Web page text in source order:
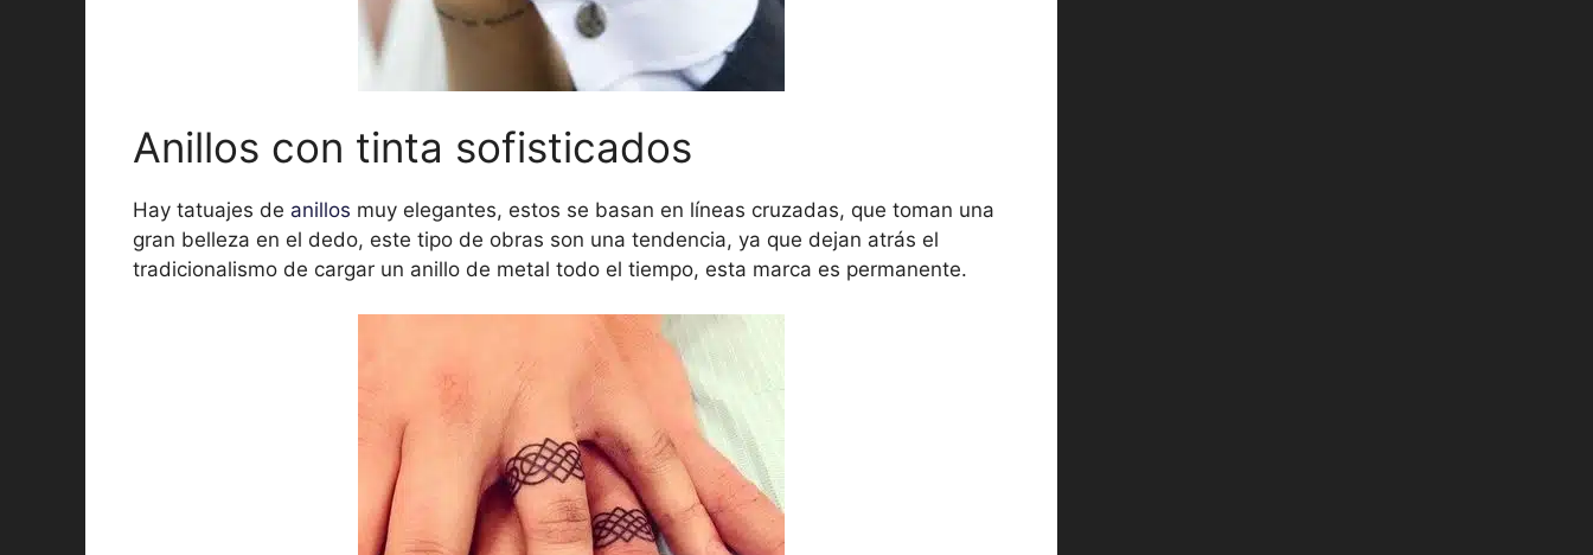
Anillos con tinta sofisticados
Hay tatuajes de anillos muy elegantes, estos se basan en líneas cruzadas, que toman una
gran belleza en el dedo, este tipo de obras son una tendencia, ya que dejan atrás el
tradicionalismo de cargar un anillo de metal todo el tiempo, esta marca es permanente.